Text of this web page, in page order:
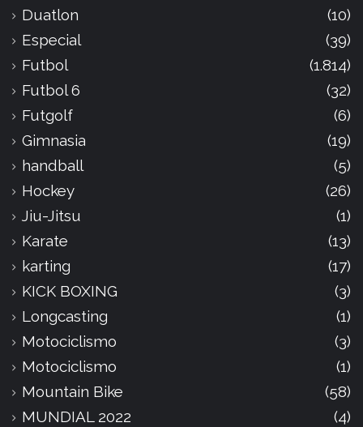
Duatlon
(10)
Especial
(39)
Futbol
(1.814)
Futbol 6
(32)
Futgolf
(6)
Gimnasia
(19)
handball
(5)
Hockey
(26)
Jiu-Jitsu
(1)
Karate
(13)
karting
(17)
KICK BOXING
(3)
Longcasting
(1)
Motociclismo
(3)
Motociclismo
(1)
Mountain Bike
(58)
MUNDIAL 2022
(4)